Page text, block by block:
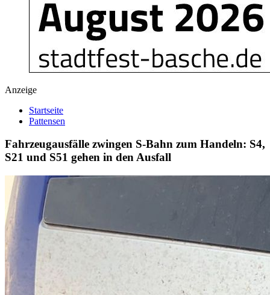
Anzeige
Startseite
Pattensen
Fahrzeugausfälle zwingen S-Bahn zum Handeln: S4,
S21 und S51 gehen in den Ausfall